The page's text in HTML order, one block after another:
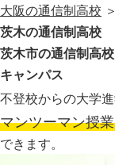
大阪の通信制高校 ＞
茨木の通信制高校
茨木市の通信制高
キャンパス
不登校からの大学
マンツーマン授業
できます。